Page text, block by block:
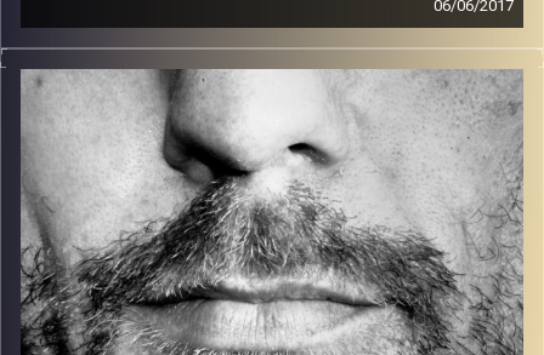
06/06/2017
זיפים, מוזיקה מחוספסת של הופעות חיות. הרבה ג'אם, רוק,
בלוז, bluegrass, ג'אז, Fאנק, פרוגרסיב ואפילו אלקטרוניקה.
כל מה שחי, אמיתי ונושם.
עם שמוליק רגב.
קרדיט תמונות: David Goehring